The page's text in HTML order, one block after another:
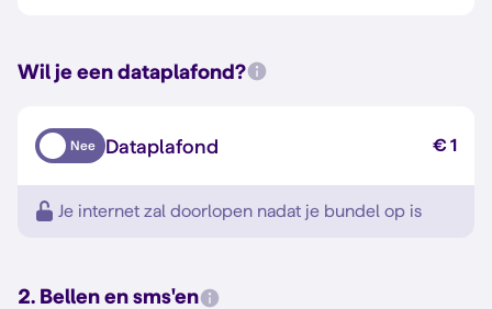
Wil je een dataplafond?
Nee Dataplafond € 1
Je internet zal doorlopen nadat je bundel op is
2. Bellen en sms'en